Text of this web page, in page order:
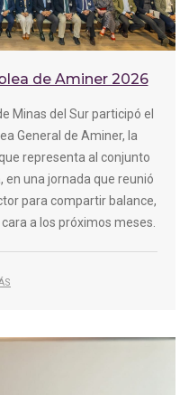
de Aminer 2026
Minas del Sur participó el
General de Aminer, la
representa al conjunto
en una jornada que reunió
para compartir balance,
a los próximos meses.